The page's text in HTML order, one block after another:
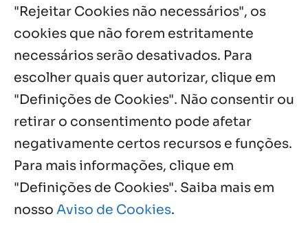
"Rejeitar Cookies não necessários", os
cookies que não forem estritamente
necessários serão desativados. Para
escolher quais quer autorizar, clique em
"Definições de Cookies". Não consentir ou
retirar o consentimento pode afetar
negativamente certos recursos e funções.
Para mais informações, clique em
"Definições de Cookies". Saiba mais em
nosso Aviso de Cookies.
Notícias por Categoria
Próximos Eventos
Agosto, 2026